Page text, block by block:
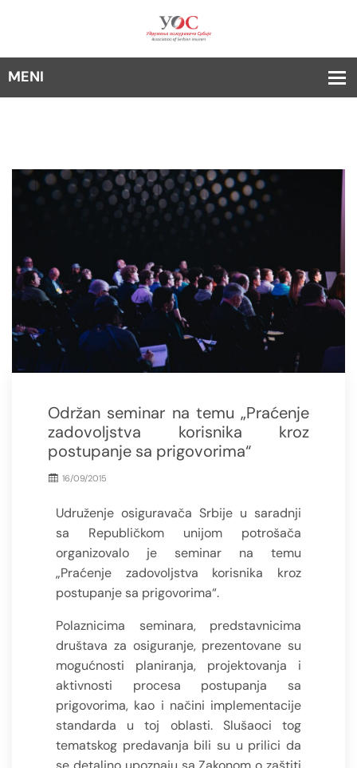
Održan seminar na temu „Praćenje
zadovoljstva korisnika kroz
postupanje sa prigovorima“
16/09/2015
Udruženje osiguravača Srbije u saradnji
sa Republičkom unijom potrošača
organizovalo je seminar na temu
„Praćenje zadovoljstva korisnika kroz
postupanje sa prigovorima“.
Polaznicima seminara, predstavnicima
društava za osiguranje, prezentovane su
mogućnosti planiranja, projektovanja i
aktivnosti procesa postupanja sa
prigovorima, kao i načini implementacije
standarda u toj oblasti. Slušaoci tog
tematskog predavanja bili su u prilici da